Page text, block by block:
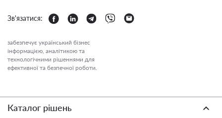
Зв'язатися:
забезпечує український бізнес
інформацією, аналітикою та
технологічними рішеннями для
ефективної та безпечної роботи.
Каталог рішень